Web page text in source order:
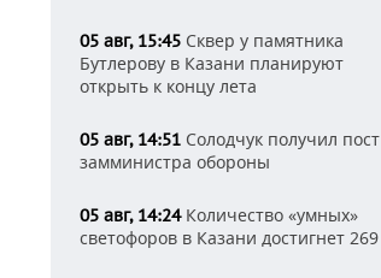
05 авг, 15:45 Сквер у памятника
Бутлерову в Казани планируют
открыть к концу лета
05 авг, 14:51 Солодчук получил пост
замминистра обороны
05 авг, 14:24Количество «умных»
светофоров в Казани достигнет 269